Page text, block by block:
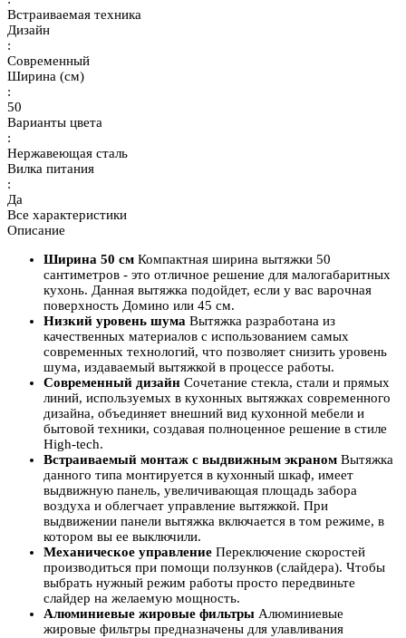
Встраиваемая техника
Дизайн
:
Современный
Ширина (см)
:
50
Варианты цвета
:
Нержавеющая сталь
Вилка питания
:
Да
Все характеристики
Описание
Ширина 50 см Компактная ширина вытяжки 50
сантиметров - это отличное решение для малогабаритных
кухонь. Данная вытяжка подойдет, если у вас варочная
поверхность Домино или 45 см.
Низкий уровень шума Вытяжка разработана из
качественных материалов с использованием самых
современных технологий, что позволяет снизить уровень
шума, издаваемый вытяжкой в процессе работы.
Современный дизайн Сочетание стекла, стали и прямых
линий, используемых в кухонных вытяжках современного
дизайна, объединяет внешний вид кухонной мебели и
бытовой техники, создавая полноценное решение в стиле
High-tech.
Встраиваемый монтаж с выдвижным экраном Вытяжка
данного типа монтируется в кухонный шкаф, имеет
выдвижную панель, увеличивающая площадь забора
воздуха и облегчает управление вытяжкой. При
выдвижении панели вытяжка включается в том режиме, в
котором вы ее выключили.
Механическое управление Переключение скоростей
производиться при помощи ползунков (слайдера). Чтобы
выбрать нужный режим работы просто передвиньте
слайдер на желаемую мощность.
Алюминиевые жировые фильтры Алюминиевые
жировые фильтры предназначены для улавливания